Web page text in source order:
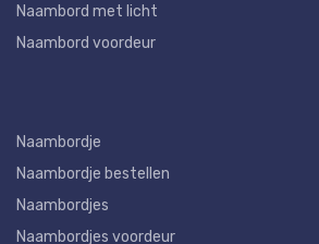
Naambord met licht
Naambord voordeur
Naambordje
Naambordje bestellen
Naambordjes
Naambordjes voordeur